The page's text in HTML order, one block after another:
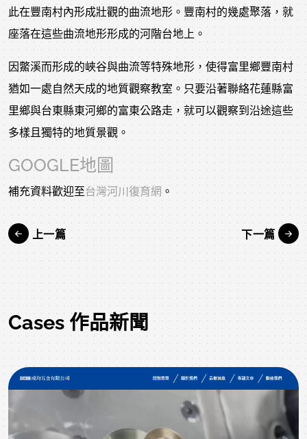
此在豐南村內形成壯觀的曲流地形。豐南村的幾處聚落，就
座落在這些曲流地形形成的河階台地上。
因鱉溪而形成的峽谷與曲流等特殊地形，使得富里鄉豐南村
猶如一處自然天成的地質觀察教室。只要沿著聯絡花蓮縣富
里鄉與台東縣東河鄉的富東公路走，就可以觀察到沿途這些
多樣且獨特的地質景觀。
GOOGLE地圖
補充資料歡迎至台灣河川復育網。
上一篇 下一篇
Cases 作品新聞